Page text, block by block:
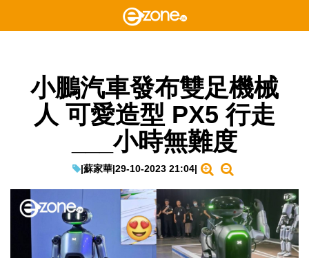
小鵬汽車發布雙足機械
人 可愛造型 PX5 行走
___小時無難度
|蘇家華|29-10-2023 21:04|